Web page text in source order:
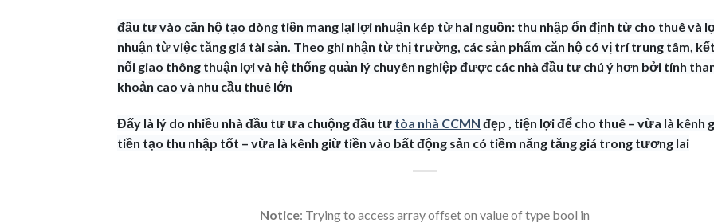
đầu tư vào căn hộ tạo dòng tiền mang lại lợi nhuận kép từ hai nguồn: thu nhập ổn định từ cho thuê và
nhuận từ việc tăng giá tài sản. Theo ghi nhận từ thị trường, các sản phẩm căn hộ có vị trí trung tâm,
nối giao thông thuận lợi và hệ thống quản lý chuyên nghiệp được các nhà đầu tư chú ý hơn bởi tính
khoản cao và nhu cầu thuê lớn
Đấy là lý do nhiều nhà đầu tư ưa chuộng đầu tư tòa nhà CCMN đẹp , tiện lợi để cho thuê – vừa là kênh
tiền tạo thu nhập tốt – vừa là kênh giừ tiền vào bất động sản có tiềm năng tăng giá trong tương lai
Notice: Trying to access array offset on value of type bool in